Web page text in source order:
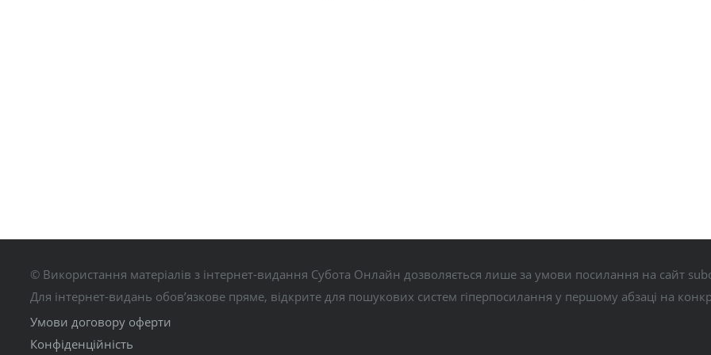
© Використання матеріалів з інтернет-видання Субота Онлайн дозволяється лише за умови посилання на сайт
Для інтернет-видань обов’язкове пряме, відкрите для пошукових систем гіперпосилання у першому абзаці на
Умови договору оферти
Конфіденційність